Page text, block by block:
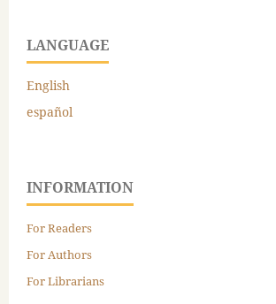
LANGUAGE
English
español
INFORMATION
For Readers
For Authors
For Librarians